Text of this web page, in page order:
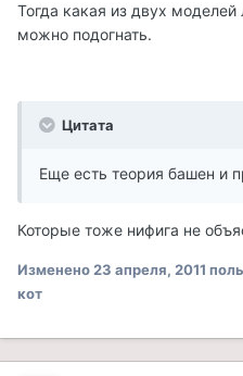
Тогда какая из двух моделей
можно подогнать.
Цитата
Еще есть теория башен и
Которые тоже нифига не
Изменено23 апреля, 2011
кот